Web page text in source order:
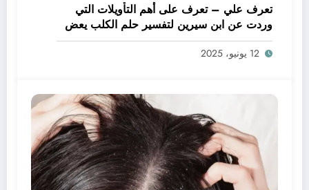
تعرف علي – تعرف على أهم التأويلات التي
وردت عن ابن سيرين لتفسير حلم الكلب يعض
يدي – بالتفصيل
12 يونيو، 2025